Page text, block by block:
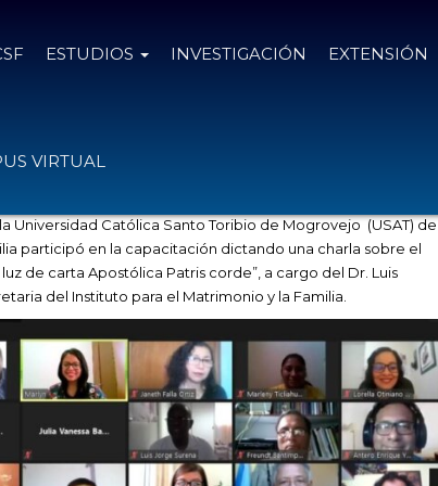
ESTUDIOS INVESTIGACIÓN EXTENSIÓN
VIRTUAL
Universidad Católica Santo Toribio de Mogrovejo (USAT) de
participó en la capacitación dictando una charla sobre el
de carta Apostólica Patris corde”, a cargo del Dr. Luis
del Instituto para el Matrimonio y la Familia.